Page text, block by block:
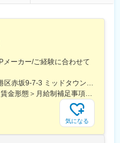
の取れたワークライフを実現で
コールセンター対応であり、
す。（当番制あり）
ーでNo1の平均年収を誇り、住
と手当がかなり充実しており
＋STORY」で成長をサポー
キャリアの幅を広げられま
メーカー/ご経験に合わせて
＜勤務地詳細＞本社住所：東京都港区赤坂9-7-3 ミッドタウン・ウェスト勤務地最寄駅：東京メトロ日比谷線／都営大江戸線／六本木駅受動喫煙対策：敷地内全面禁煙
＜予定年収＞600万円～900万円＜賃金形態＞月給制補足事項なし＜賃金内訳＞月額（基本給）：300,000円～500,000円＜月給＞300,000円～500,000円＜昇給有無＞有＜残業手当＞有賃金はあくまでも目安の金額であり、選考を通じて上下する可能性があります。月給(月額)は固定手当を含めた表記です。
気になる